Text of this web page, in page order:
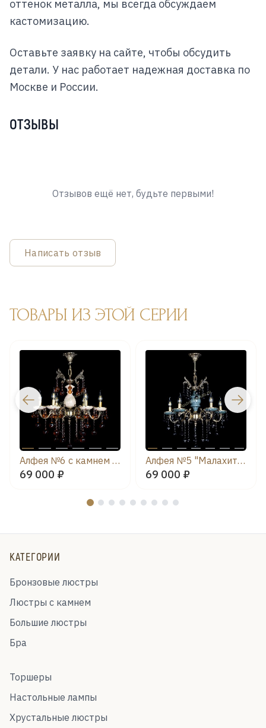
оттенок металла, мы всегда обсуждаем
кастомизацию.
Оставьте заявку на сайте, чтобы обсудить
детали. У нас работает надежная доставка по
Москве и России.
ОТЗЫВЫ
Отзывов ещё нет, будьте первыми!
Написать отзыв
ТОВАРЫ ИЗ ЭТОЙ СЕРИИ
Алфея №6 с камнем шар чайная
69 000 ₽
Алфея №5 "Малахит" шар черная
69 000 ₽
КАТЕГОРИИ
Бронзовые люстры
Люстры с камнем
Большие люстры
Бра
Торшеры
Настольные лампы
Хрустальные люстры